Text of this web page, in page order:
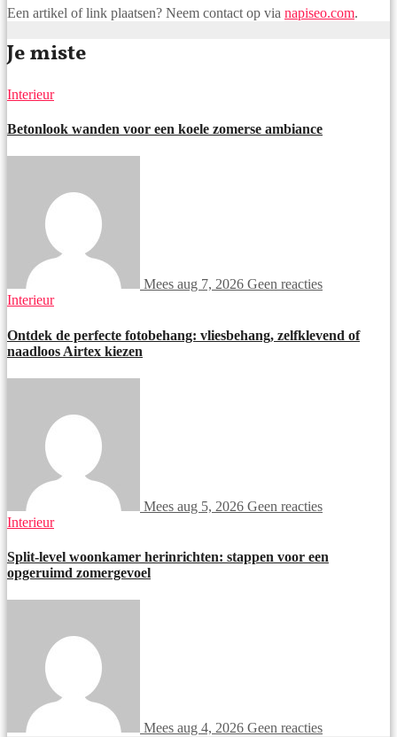
Een artikel of link plaatsen? Neem contact op via napiseo.com.
Je miste
Interieur
Betonlook wanden voor een koele zomerse ambiance
Mees aug 7, 2026 Geen reacties
Interieur
Ontdek de perfecte fotobehang: vliesbehang, zelfklevend of
naadloos Airtex kiezen
Mees aug 5, 2026 Geen reacties
Interieur
Split-level woonkamer herinrichten: stappen voor een
opgeruimd zomergevoel
Mees aug 4, 2026 Geen reacties